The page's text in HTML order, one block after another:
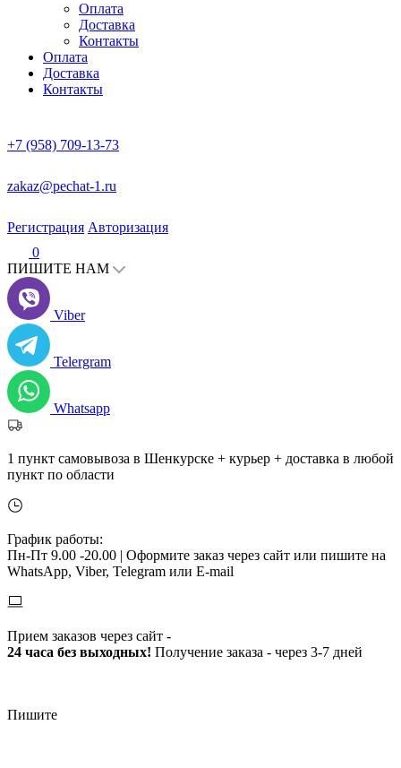
Оплата
Доставка
Контакты
Оплата
Доставка
Контакты
+7 (958) 709-13-73
zakaz@pechat-1.ru
Регистрация Авторизация
0
ПИШИТЕ НАМ
Viber
Telergram
Whatsapp
1 пункт самовывоза в Шенкурске + курьер + доставка в любой
пункт по области
График работы:
Пн-Пт 9.00 -20.00 | Оформите заказ через сайт или пишите на
WhatsApp, Viber, Telegram или E-mail
Прием заказов через сайт -
24 часа без выходных! Получение заказа - через 3-7 дней
Пишите